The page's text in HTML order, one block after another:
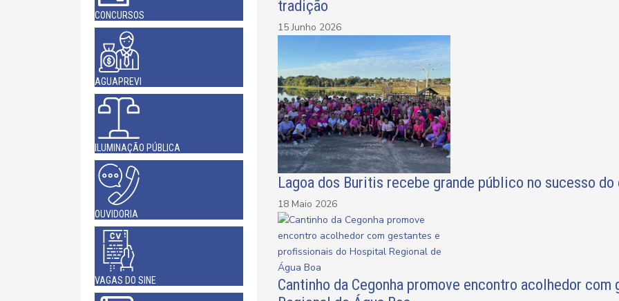
CONCURSOS
AGUAPREVI
ILUMINAÇÃO PÚBLICA
OUVIDORIA
VAGAS DO SINE
tradição
15 Junho 2026
Lagoa dos Buritis recebe grande público no sucesso
18 Maio 2026
Cantinho da Cegonha promove encontro acolhedor